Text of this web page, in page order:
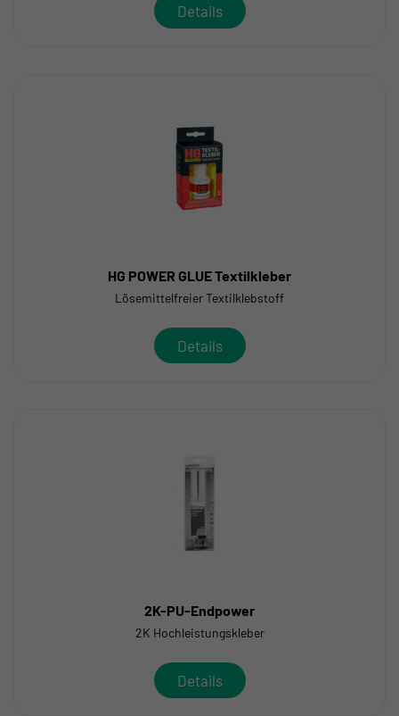
Details
HG POWER GLUE Textilkleber
Lösemittelfreier Textilklebstoff
Details
2K-PU-Endpower
2K Hochleistungskleber
Details